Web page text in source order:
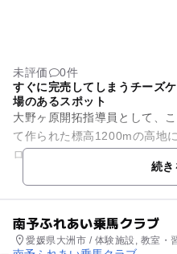
未評価
0件
すぐに完売してしまうチーズ
場のあるスポット
大野ヶ原開拓指導員として、
て作られた標高1200mの高地
ロウさんになりたい」との思
続き
南予ふれあい乗馬クラブ
愛媛県大洲市 / 体験施設, 教室・